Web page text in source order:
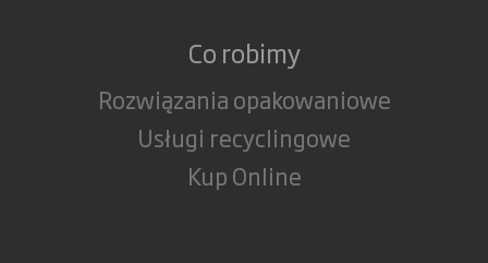
Co robimy
Rozwiązania opakowaniowe
Usługi recyclingowe
Kup Online